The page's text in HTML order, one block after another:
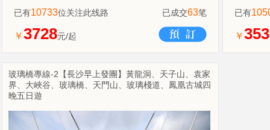
已有10733位关注此线路 已成交63笔
￥3728元/起
已有
￥
玻璃橋專線-2【長沙早上發團】黃龍洞、天子山、袁家
界、大峽谷、玻璃橋、天門山、玻璃棧道、鳳凰古城四
晚五日遊